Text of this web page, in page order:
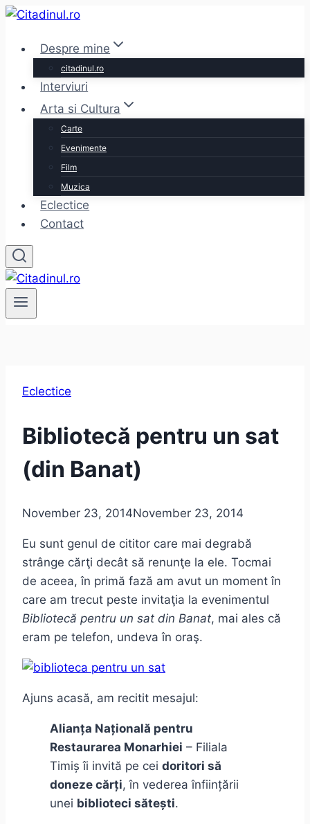
Skip
contentDespre mine
citadinul.ro
Interviuri
Arta si Cultura
Carte
Evenimente
Film
Muzica
Eclectice
Contact
Eclectice
Bibliotecă pentru un sat
(din Banat)
November 23, 2014November 23, 2014
Eu sunt genul de cititor care mai degrabă
strânge cărţi decât să renunţe la ele. Tocmai
de aceea, în primă fază am avut un moment în
care am trecut peste invitaţia la evenimentul
Bibliotecă pentru un sat din Banat, mai ales că
eram pe telefon, undeva în oraş.
Ajuns acasă, am recitit mesajul:
Alianța Națională pentru
Restaurarea Monarhiei – Filiala
Timiș îi invită pe cei doritori să
doneze cărți, în vederea înființării
unei biblioteci sătești.